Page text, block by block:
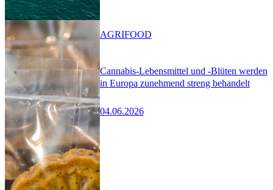
Cannabis-Lebensmittel und -Blüten werden
in Europa zunehmend streng behandelt
04.06.2026
AGRIFOOD